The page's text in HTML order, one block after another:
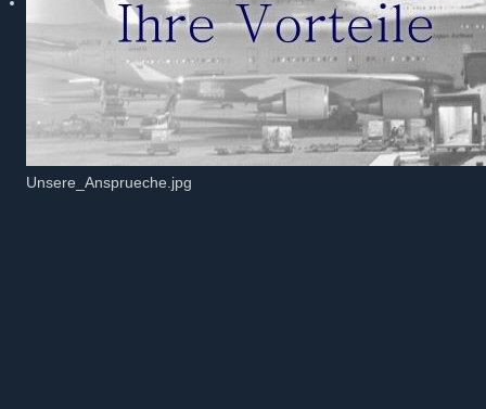
Unsere_Ansprueche.jpg